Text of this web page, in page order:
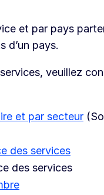
et par pays
d’un pays.
veuillez
et par secteur
des services
des services